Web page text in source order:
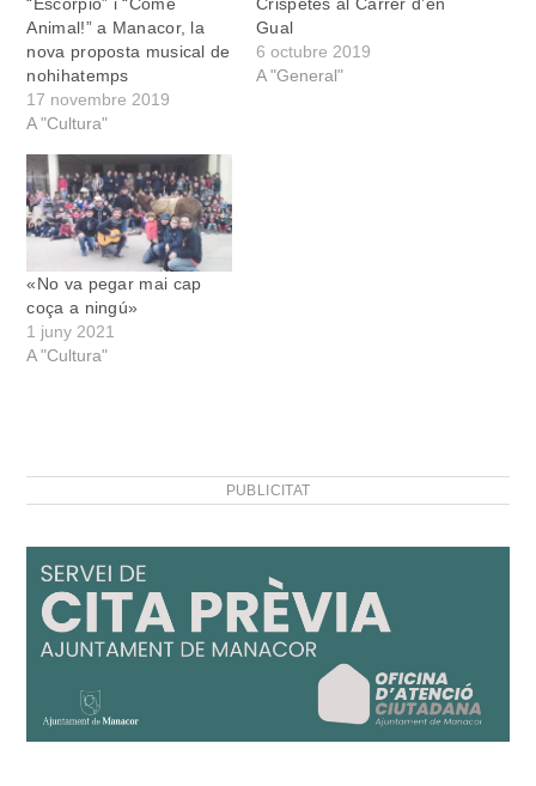
Animal!” a Manacor, la
nova proposta musical de
nohihatemps
17 novembre 2019
A "Cultura"
Gual
6 octubre 2019
A "General"
«No va pegar mai cap
coça a ningú»
1 juny 2021
A "Cultura"
PUBLICITAT